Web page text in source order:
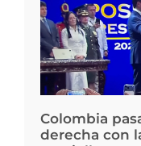
Colombia
derecha con